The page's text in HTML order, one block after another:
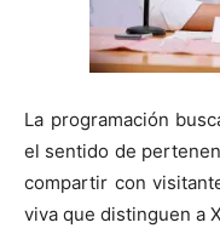
La programación
el sentido de
compartir con
viva que distinguen a